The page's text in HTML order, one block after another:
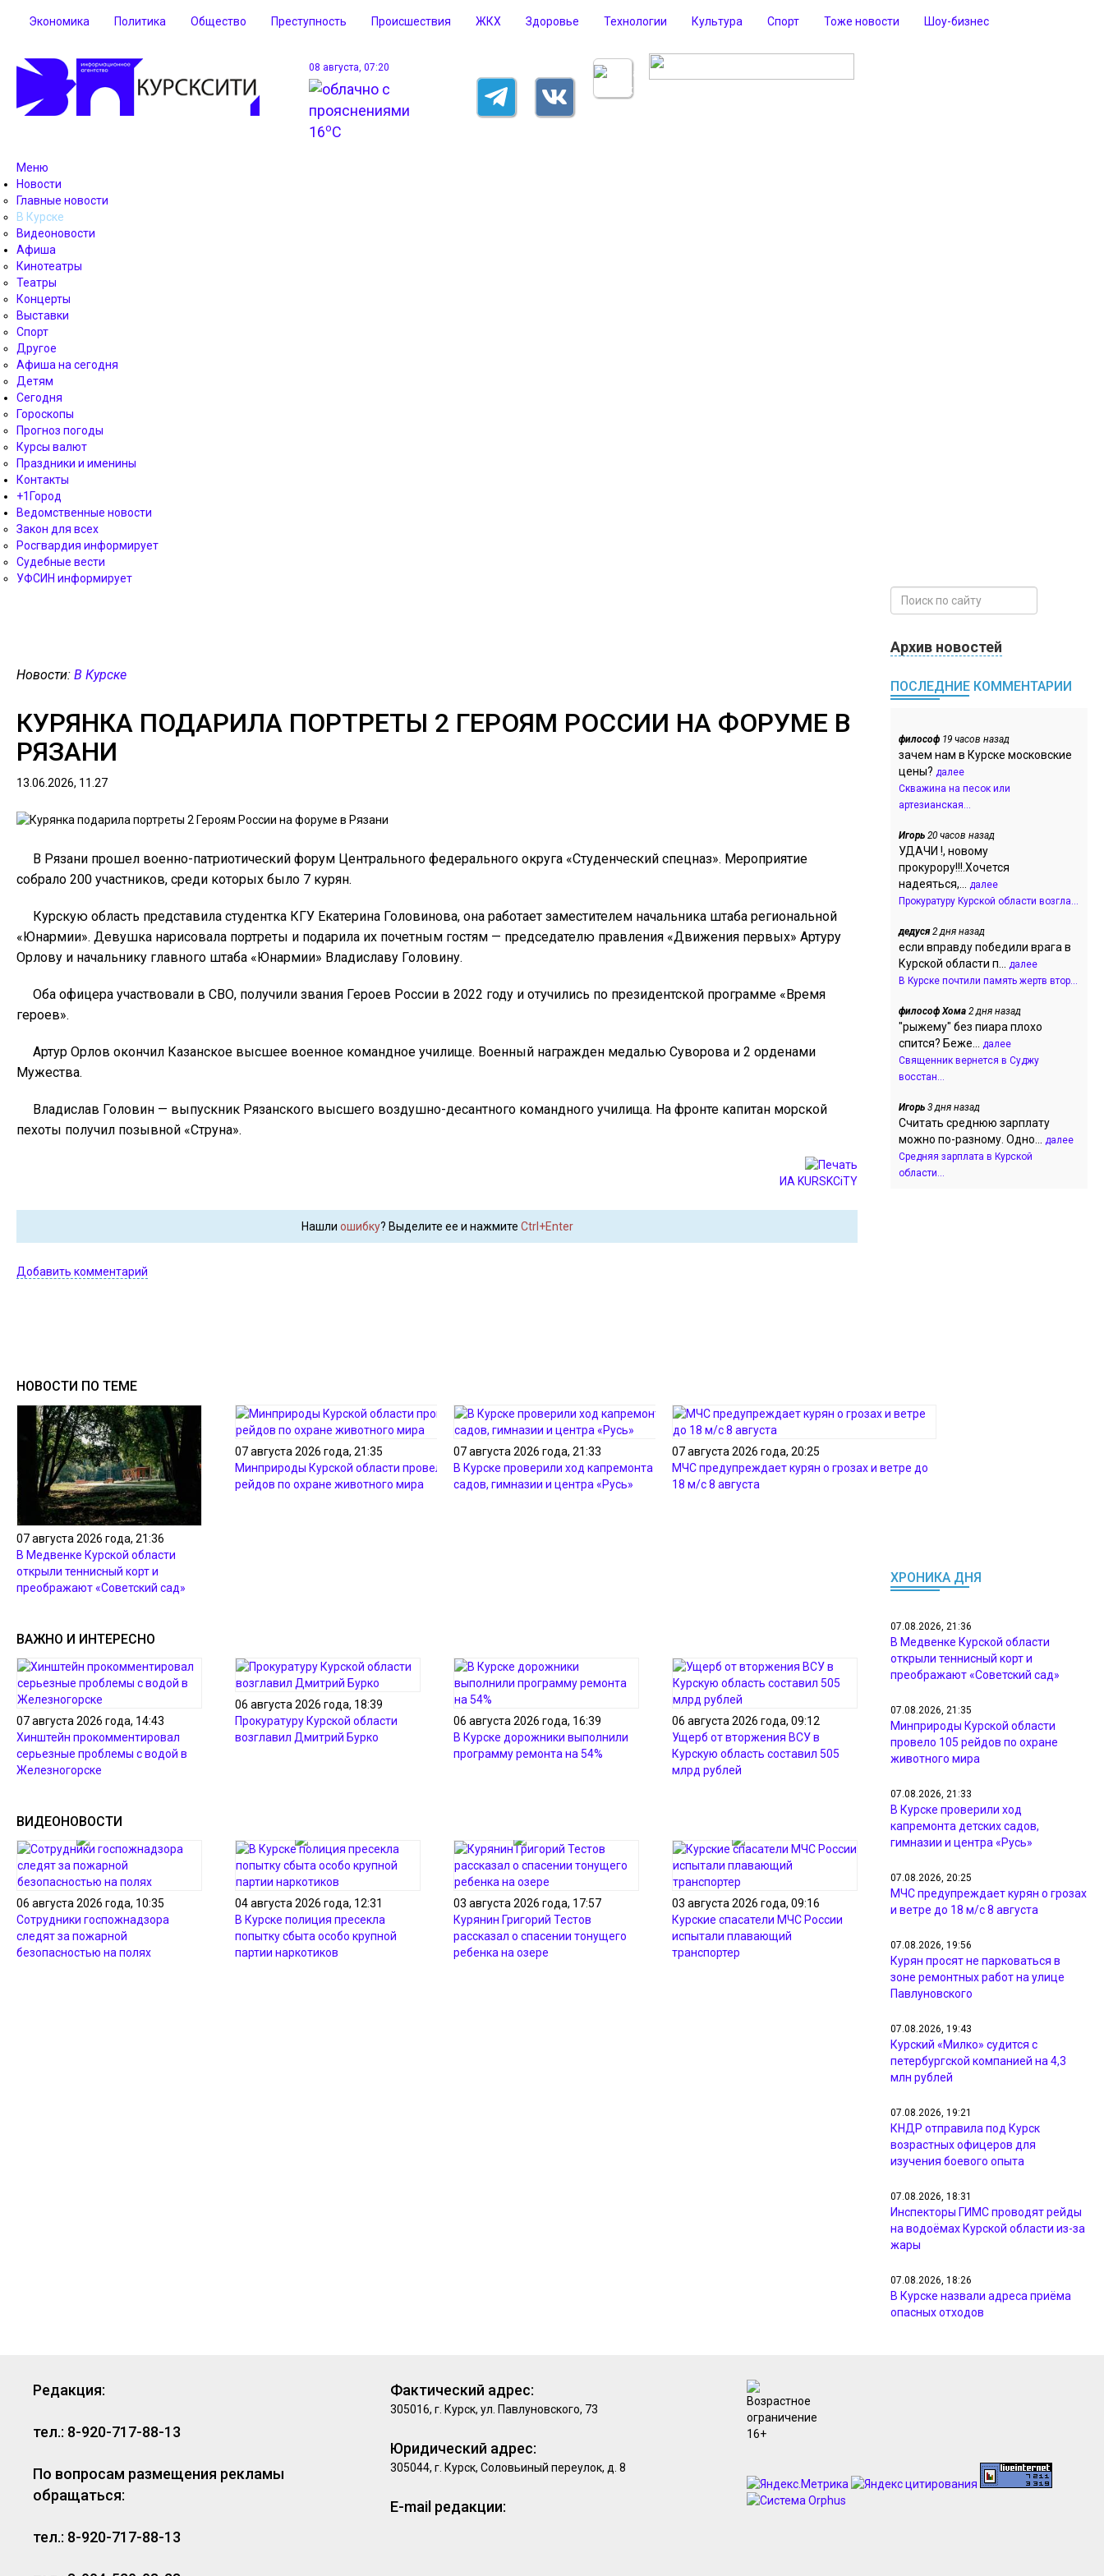
Экономика Политика Общество Преступность Происшествия ЖКХ Здоровье Технологии Культура Спорт Тоже новости Шоу-бизнес
08 августа, 07:20
16oC
Меню
Новости
Главные новости
В Курске
Видеоновости
Афиша
Кинотеатры
Театры
Концерты
Выставки
Спорт
Другое
Афиша на сегодня
Детям
Сегодня
Гороскопы
Прогноз погоды
Курсы валют
Праздники и именины
Контакты
+1Город
Ведомственные новости
Закон для всех
Росгвардия информирует
Судебные вести
УФСИН информирует
Новости: В Курске
КУРЯНКА ПОДАРИЛА ПОРТРЕТЫ 2 ГЕРОЯМ РОССИИ НА ФОРУМЕ В
РЯЗАНИ
13.06.2026, 11.27
В Рязани прошел военно-патриотический форум Центрального федерального округа «Студенческий спецназ». Мероприятие
собрало 200 участников, среди которых было 7 курян.
Курскую область представила студентка КГУ Екатерина Головинова, она работает заместителем начальника штаба региональной
«Юнармии». Девушка нарисовала портреты и подарила их почетным гостям — председателю правления «Движения первых» Артуру
Орлову и начальнику главного штаба «Юнармии» Владиславу Головину.
Оба офицера участвовали в СВО, получили звания Героев России в 2022 году и отучились по президентской программе «Время
героев».
Артур Орлов окончил Казанское высшее военное командное училище. Военный награжден медалью Суворова и 2 орденами
Мужества.
Владислав Головин — выпускник Рязанского высшего воздушно-десантного командного училища. На фронте капитан морской
пехоты получил позывной «Струна».
ИА KURSKCiTY
Нашли ошибку? Выделите ее и нажмите Ctrl+Enter
Добавить комментарий
НОВОСТИ ПО ТЕМЕ
07 августа 2026 года, 21:36
В Медвенке Курской области
открыли теннисный корт и
преображают «Советский сад»
07 августа 2026 года, 21:35
Минприроды Курской области провело 105
рейдов по охране животного мира
07 августа 2026 года, 21:33
В Курске проверили ход капремонта детских
садов, гимназии и центра «Русь»
07 августа 2026 года, 20:25
МЧС предупреждает курян о грозах и ветре до
18 м/с 8 августа
ВАЖНО И ИНТЕРЕСНО
07 августа 2026 года, 14:43
Хинштейн прокомментировал
серьезные проблемы с водой в
Железногорске
06 августа 2026 года, 18:39
Прокуратуру Курской области
возглавил Дмитрий Бурко
06 августа 2026 года, 16:39
В Курске дорожники выполнили
программу ремонта на 54%
06 августа 2026 года, 09:12
Ущерб от вторжения ВСУ в
Курскую область составил 505
млрд рублей
ВИДЕОНОВОСТИ
06 августа 2026 года, 10:35
Сотрудники госпожнадзора
следят за пожарной
безопасностью на полях
04 августа 2026 года, 12:31
В Курске полиция пресекла
попытку сбыта особо крупной
партии наркотиков
03 августа 2026 года, 17:57
Курянин Григорий Тестов
рассказал о спасении тонущего
ребенка на озере
03 августа 2026 года, 09:16
Курские спасатели МЧС России
испытали плавающий
транспортер
Архив новостей
ПОСЛЕДНИЕ КОММЕНТАРИИ
философ 19 часов назад
зачем нам в Курске московские
цены? далее
Скважина на песок или
артезианская...
Игорь 20 часов назад
УДАЧИ !, новому
прокурору!!!.Хочется
надеяться,... далее
Прокуратуру Курской области возгла...
дедуся2 дня назад
если вправду победили врага в
Курской области п... далее
В Курске почтили память жертв втор...
философ Хома 2 дня назад
"рыжему" без пиара плохо
спится? Беже... далее
Священник вернется в Суджу
восстан...
Игорь 3 дня назад
Считать среднюю зарплату
можно по-разному. Одно... далее
Средняя зарплата в Курской
области...
ХРОНИКА ДНЯ
07.08.2026, 21:36
В Медвенке Курской области
открыли теннисный корт и
преображают «Советский сад»
07.08.2026, 21:35
Минприроды Курской области
провело 105 рейдов по охране
животного мира
07.08.2026, 21:33
В Курске проверили ход
капремонта детских садов,
гимназии и центра «Русь»
07.08.2026, 20:25
МЧС предупреждает курян о грозах
и ветре до 18 м/с 8 августа
07.08.2026, 19:56
Курян просят не парковаться в
зоне ремонтных работ на улице
Павлуновского
07.08.2026, 19:43
Курский «Милко» судится с
петербургской компанией на 4,3
млн рублей
07.08.2026, 19:21
КНДР отправила под Курск
возрастных офицеров для
изучения боевого опыта
07.08.2026, 18:31
Инспекторы ГИМС проводят рейды
на водоёмах Курской области из-за
жары
07.08.2026, 18:26
В Курске назвали адреса приёма
опасных отходов
разметку после жалоб прокурору
Редакция:
тел.: 8-920-717-88-13
По вопросам размещения рекламы
обращаться:
тел.: 8-920-717-88-13
Фактический адрес:
305016, г. Курск, ул. Павлуновского, 73
Юридический адрес:
305044, г. Курск, Соловьиный переулок, д. 8
E-mail редакции: